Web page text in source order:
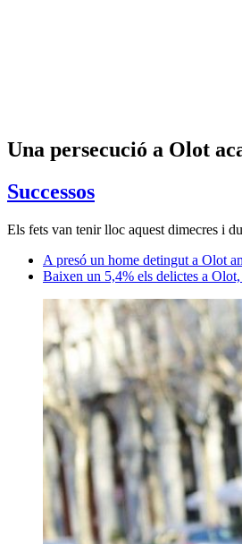
Una persecució a Olot
Successos
Els fets van tenir lloc aquest dimecres i
A presó un home detingut a Olot
Baixen un 5,4% els delictes a